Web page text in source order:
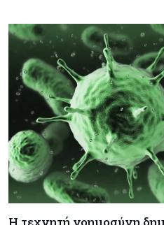
Αρθρογραφία
Η επενδυτική
Κύπρο
Τουρισμός
Στη σκανδιναβική
περισσότερους
Κόσμος
Ενέργεια: